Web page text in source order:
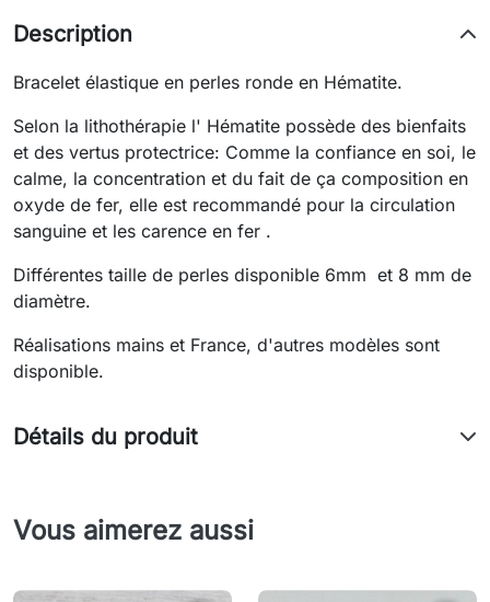
Description
Bracelet élastique en perles ronde en Hématite.
Selon la lithothérapie l' Hématite possède des bienfaits
et des vertus protectrice: Comme la confiance en soi, le
calme, la concentration et du fait de ça composition en
oxyde de fer, elle est recommandé pour la circulation
sanguine et les carence en fer .
Différentes taille de perles disponible 6mm et 8 mm de
diamètre.
Réalisations mains et France, d'autres modèles sont
disponible.
Détails du produit
Vous aimerez aussi